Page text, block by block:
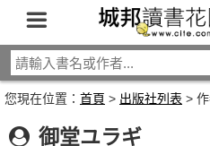
您現在位置： 首頁 > 出版社列表 >
御堂ユラギ